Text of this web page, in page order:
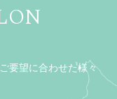
要望に合わせた様々